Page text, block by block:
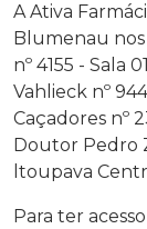
A Ativa
Blumenau
nº 4155 - Sala
Vahlieck nº
Caçadores nº
Doutor Pedro
ltoupava
Para ter